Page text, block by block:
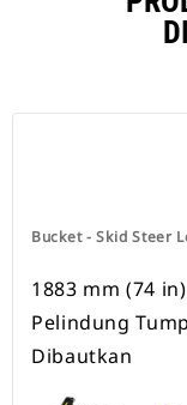
Bucket - Skid Steer
1883 mm (74
Pelindung
Dibautkan